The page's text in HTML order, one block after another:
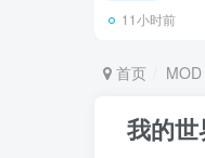
11小时前
首页 MOD
我的